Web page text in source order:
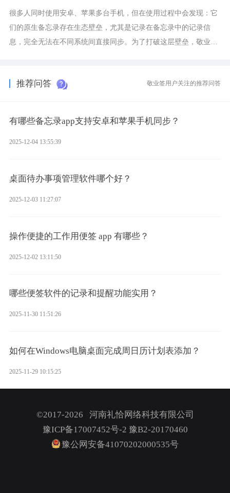
很多人同时使用安卓、苹果多台手机，但在使用过程中会发现：它
们的原生备忘录存在生态壁垒，尤其是记录在备忘录中的记录信
息，完全无法在不同系统间直接同步。为了打破这层壁垒，敬业签
推荐问答 敬业签用户关注的推荐问答
有哪些备忘录app支持安卓和苹果手机同步？
2025-12-04 13:55:39
桌面待办事项管理软件哪个好？
2025-12-03 11:27:07
操作便捷的工作用便签 app 有哪些？
2025-12-02 13:11:50
哪些便签软件的记录和提醒功能实用？
2025-11-30 11:51:26
如何在Windows电脑桌面完成周日历计划表添加？
2025-11-29 10:15:25
©2017-2026 河南礼恰网络科技有限公司
豫ICP备17007452号-2 豫B2-20170460
豫公网安备41070202000535号